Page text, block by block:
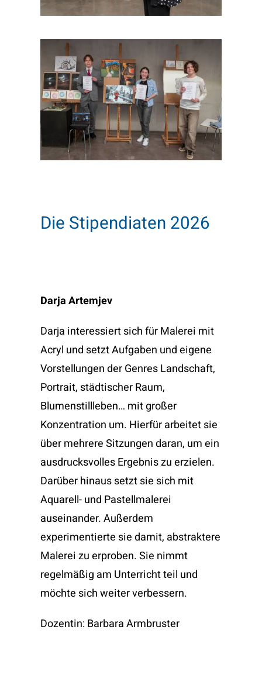
Die Stipendiaten 2026
Darja Artemjev
Darja interessiert sich für Malerei mit
Acryl und setzt Aufgaben und eigene
Vorstellungen der Genres Landschaft,
Portrait, städtischer Raum,
Blumenstillleben… mit großer
Konzentration um. Hierfür arbeitet sie
über mehrere Sitzungen daran, um ein
ausdrucksvolles Ergebnis zu erzielen.
Darüber hinaus setzt sie sich mit
Aquarell- und Pastellmalerei
auseinander. Außerdem
experimentierte sie damit, abstraktere
Malerei zu erproben. Sie nimmt
regelmäßig am Unterricht teil und
möchte sich weiter verbessern.
Dozentin: Barbara Armbruster